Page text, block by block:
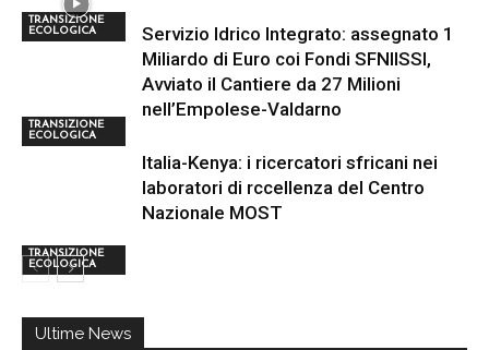
TRANSIZIONE
ECOLOGICA
TRANSIZIONE
ECOLOGICA
Servizio Idrico Integrato: assegnato 1
Miliardo di Euro coi Fondi SFNIISSI,
Avviato il Cantiere da 27 Milioni
nell’Empolese-Valdarno
TRANSIZIONE
ECOLOGICA
Italia-Kenya: i ricercatori sfricani nei
laboratori di rccellenza del Centro
Nazionale MOST
Ultime News